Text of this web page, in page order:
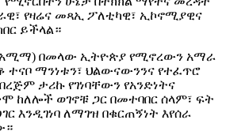
የዛሬና መጻኢ ፖለቲካዊ፣ ኢኮኖሚያዊና
ይችላል።
በመላው ኢትዮጵያ የሚኖረውን አማራ
ተናቦ ማንነቱን፣ ህልውናውንንና የተፈጥሮ
ታሪኩ የገነባቸውን የአንድነትና
ከለሎች ወገኖቹ ጋር በመተባበር ሰላም፣ ፍት
እንዲገነባ ለማገዝ በቁርጠኝነት እየሰራ